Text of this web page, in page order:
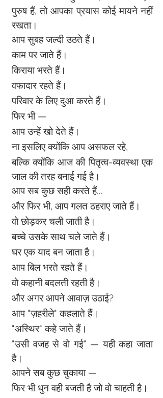
पुरुष हैं, तो आपका प्रयास कोई मायने नहीं
रखता।
आप सुबह जल्दी उठते हैं।
काम पर जाते हैं।
किराया भरते हैं।
वफादार रहते हैं।
परिवार के लिए दुआ करते हैं।
फिर भी —
आप उन्हें खो देते हैं।
ना इसलिए क्योंकि आप असफल रहे,
बल्कि क्योंकि आज की पितृत्व-व्यवस्था एक
जाल की तरह बनाई गई है।
आप सब कुछ सही करते हैं...
और फिर भी, आप गलत ठहराए जाते हैं।
वो छोड़कर चली जाती है।
बच्चे उसके साथ चले जाते हैं।
घर एक याद बन जाता है।
आप बिल भरते रहते हैं।
वो कहानी बदलती रहती है।
और अगर आपने आवाज़ उठाई?
आप "ज़हरीले" कहलाते हैं।
"अस्थिर" कहे जाते हैं।
"उसी वजह से वो गई" — यही कहा जाता
है।
आपने सब कुछ चुकाया —
फिर भी धुन वही बजती है जो वो चाहती है।